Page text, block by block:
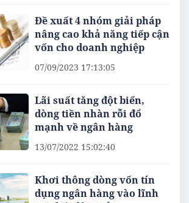
Đề xuất 4 nhóm giải pháp
nâng cao khả năng tiếp cận
vốn cho doanh nghiệp
07/09/2023 17:13:05
Lãi suất tăng đột biến,
dòng tiền nhàn rỗi đổ
mạnh về ngân hàng
13/07/2022 15:02:40
Khơi thông dòng vốn tín
dụng ngân hàng vào lĩnh